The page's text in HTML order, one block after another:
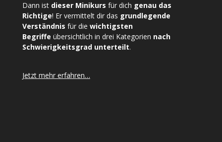
Dann ist dieser Minikurs für dich genau das
Richtige! Er vermittelt dir das grundlegende
Verständnis für die wichtigsten
Begriffe übersichtlich in drei Kategorien nach
Schwierigkeitsgrad unterteilt.
Jetzt mehr erfahren…